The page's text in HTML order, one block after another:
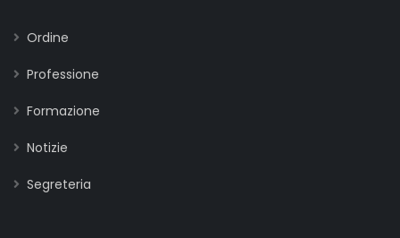
Ordine
Professione
Formazione
Notizie
Segreteria